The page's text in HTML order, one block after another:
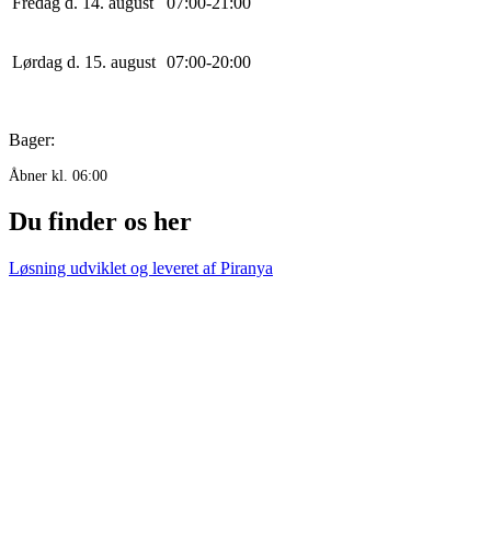
Lørdag d. 15. august 07:00-20:00
Bager:
Åbner kl. 06:00
Du finder os her
Løsning udviklet og leveret afPiranya